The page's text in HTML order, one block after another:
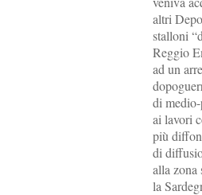
altri
stalloni
Reggio
ad un
di
ai lavori
più
di
alla zona
la